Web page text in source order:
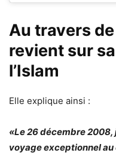
Au travers
revient sur
l’Islam
Elle explique ainsi :
«Le 26 décembre 2008,
voyage exceptionnel au